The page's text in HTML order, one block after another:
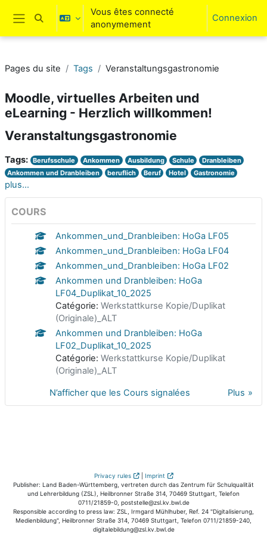
Passer au contenu principal
Panneau latéral
Activer/désactiver la saisie de recherche
Vous êtes connecté
anonymement
Connexion
Pages du site Tags Veranstaltungsgastronomie
Moodle, virtuelles Arbeiten und
eLearning - Herzlich willkommen!
Veranstaltungsgastronomie
Tags: Berufsschule Ankommen Ausbildung Schule
Dranbleiben
Ankommen und Dranbleiben
beruflich Beruf Hotel Gastronomie
plus…
COURS
Ankommen_und_Dranbleiben: HoGa LF05
Ankommen_und_Dranbleiben: HoGa LF04
Ankommen_und_Dranbleiben: HoGa LF02
Ankommen und Dranbleiben: HoGa
LF04_Duplikat_10_2025
Catégorie:Werkstattkurse Kopie/Duplikat
(Originale)_ALT
Ankommen und Dranbleiben: HoGa
LF02_Duplikat_10_2025
Catégorie:Werkstattkurse Kopie/Duplikat
(Originale)_ALT
Plus
N’afficher que les Cours signalées
Privacy rules | Imprint
Publisher: Land Baden-Württemberg, vertreten durch das Zentrum für Schulqualität
und Lehrerbildung (ZSL), Heilbronner Straße 314, 70469 Stuttgart, Telefon
0711/21859-0, poststelle@zsl.kv.bwl.de
Responsible according to press law: ZSL, Irmgard Mühlhuber, Ref. 24 "Digitalisierung,
Medienbildung", Heilbronner Straße 314, 70469 Stuttgart, Telefon 0711/21859-240,
digitalebildung@zsl.kv.bwl.de